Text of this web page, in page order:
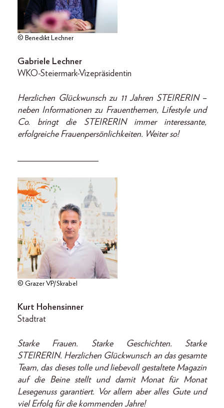
© Benedikt Lechner
Gabriele Lechner
WKO-Steiermark-Vizepräsidentin
Herzlichen Glückwunsch zu 11 Jahren STEIRERIN –
neben Informationen zu Frauenthemen, Lifestyle und
Co. bringt die STEIRERIN immer interessante,
erfolgreiche Frauenpersönlichkeiten. Weiter so!
__________________
© Grazer VP/Skrabel
Kurt Hohensinner
Stadtrat
Starke Frauen. Starke Geschichten. Starke
STEIRERIN. Herzlichen Glückwunsch an das gesamte
Team, das dieses tolle und liebevoll gestaltete Magazin
auf die Beine stellt und damit Monat für Monat
Lesegenuss garantiert. Vor allem aber alles Gute und
viel Erfolg für die kommenden Jahre!